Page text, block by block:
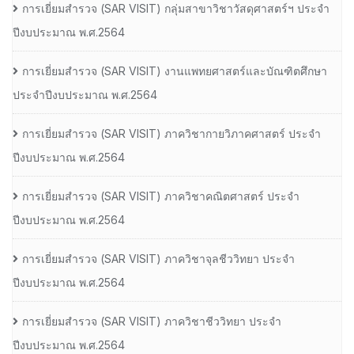
การเยี่ยมสํารวจ (SAR VISIT) กลุ่มสาขาวิชาวัสดุศาสตร์ฯ ประจํา
ปีงบประมาณ พ.ศ.2564
การเยี่ยมสํารวจ (SAR VISIT) งานแพทยศาสตร์และบัณฑิตศึกษา
ประจําปีงบประมาณ พ.ศ.2564
การเยี่ยมสํารวจ (SAR VISIT) ภาควิชากายวิภาคศาสตร์ ประจํา
ปีงบประมาณ พ.ศ.2564
การเยี่ยมสํารวจ (SAR VISIT) ภาควิชาคณิตศาสตร์ ประจํา
ปีงบประมาณ พ.ศ.2564
การเยี่ยมสํารวจ (SAR VISIT) ภาควิชาจุลชีววิทยา ประจํา
ปีงบประมาณ พ.ศ.2564
การเยี่ยมสํารวจ (SAR VISIT) ภาควิชาชีววิทยา ประจํา
ปีงบประมาณ พ.ศ.2564